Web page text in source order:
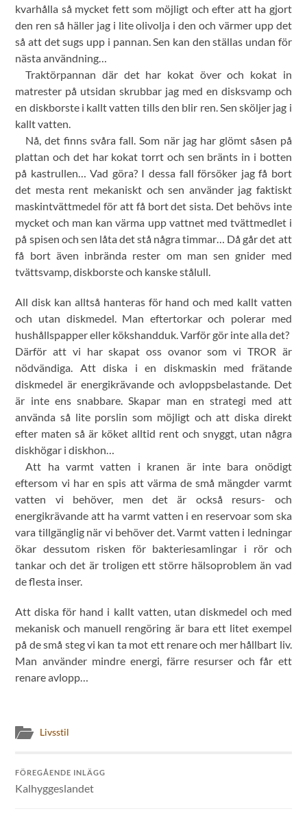
kvarhålla så mycket fett som möjligt och efter att ha gjort
den ren så häller jag i lite olivolja i den och värmer upp det
så att det sugs upp i pannan. Sen kan den ställas undan för
nästa användning…
Traktörpannan där det har kokat över och kokat in
matrester på utsidan skrubbar jag med en disksvamp och
en diskborste i kallt vatten tills den blir ren. Sen sköljer jag i
kallt vatten.
Nå, det finns svåra fall. Som när jag har glömt såsen på
plattan och det har kokat torrt och sen bränts in i botten
på kastrullen… Vad göra? I dessa fall försöker jag få bort
det mesta rent mekaniskt och sen använder jag faktiskt
maskintvättmedel för att få bort det sista. Det behövs inte
mycket och man kan värma upp vattnet med tvättmedlet i
på spisen och sen låta det stå några timmar… Då går det att
få bort även inbrända rester om man sen gnider med
tvättsvamp, diskborste och kanske stålull.
All disk kan alltså hanteras för hand och med kallt vatten
och utan diskmedel. Man eftertorkar och polerar med
hushållspapper eller kökshandduk. Varför gör inte alla det?
Därför att vi har skapat oss ovanor som vi TROR är
nödvändiga. Att diska i en diskmaskin med frätande
diskmedel är energikrävande och avloppsbelastande. Det
är inte ens snabbare. Skapar man en strategi med att
använda så lite porslin som möjligt och att diska direkt
efter maten så är köket alltid rent och snyggt, utan några
diskhögar i diskhon…
Att ha varmt vatten i kranen är inte bara onödigt
eftersom vi har en spis att värma de små mängder varmt
vatten vi behöver, men det är också resurs- och
energikrävande att ha varmt vatten i en reservoar som ska
vara tillgänglig när vi behöver det. Varmt vatten i ledningar
ökar dessutom risken för bakteriesamlingar i rör och
tankar och det är troligen ett större hälsoproblem än vad
de flesta inser.
Att diska för hand i kallt vatten, utan diskmedel och med
mekanisk och manuell rengöring är bara ett litet exempel
på de små steg vi kan ta mot ett renare och mer hållbart liv.
Man använder mindre energi, färre resurser och får ett
renare avlopp…
Livsstil
FÖREGÅENDE INLÄGG
Kalhyggeslandet